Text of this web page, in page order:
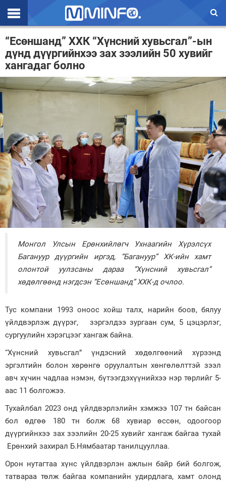
Эхлэл
Цаг агаар
Валют ханш
Үзэл бодол
Спорт
Нийгэм
Дэлхий
Энтертайнмэнт
Зурхай
“Есөншанд” ХХК “Хүнсний хувьсгал”-ын
дүнд дүүргийнхээ зах зээлийн 50 хувийг
хангадаг болно
Монгол Улсын Ерөнхийлөгч Ухнаагийн Хүрэлсүх
Багануур дүүргийн иргэд, “Багануур” ХК-ийн хамт
олонтой уулзсаны дараа “Хүнсний хувьсгал”
хөдөлгөөнднэгдсэн “Есөншанд” ХХК-д очлоо.
Тус компани 1993 оноос хойш талх, нарийн боов, бялуу
үйлдвэрлэж дүүрэг, зэргэлдээ зургаан сум, 5 цэцэрлэг,
сургуулийн хэрэгцээг хангаж байна.
“Хүнсний хувьсгал” үндэсний хөдөлгөөний хүрээнд
эргэлтийн болон хөрөнгө оруулалтын хөнгөлөлттэй зээл
авч хүчин чадлаа нэмэн, бүтээгдэхүүнийхээ нэр төрлийг 5-
аас 11 болгожээ.
Тухайлбал 2023 онд үйлдвэрлэлийн хэмжээ 107 тн байсан
бол өдгөө 180 тн болж 68 хувиар өссөн, одоогоор
дүүргийнхээ зах зээлийн 20-25 хувийг хангаж байгаа тухай
Ерөнхий захирал Б.Нямбаатар танилцууллаа.
Орон нутагтаа хүнс үйлдвэрлэн ажлын байр бий болгож,
татвараа төлж байгаа компанийн удирдлага, хамт олонд